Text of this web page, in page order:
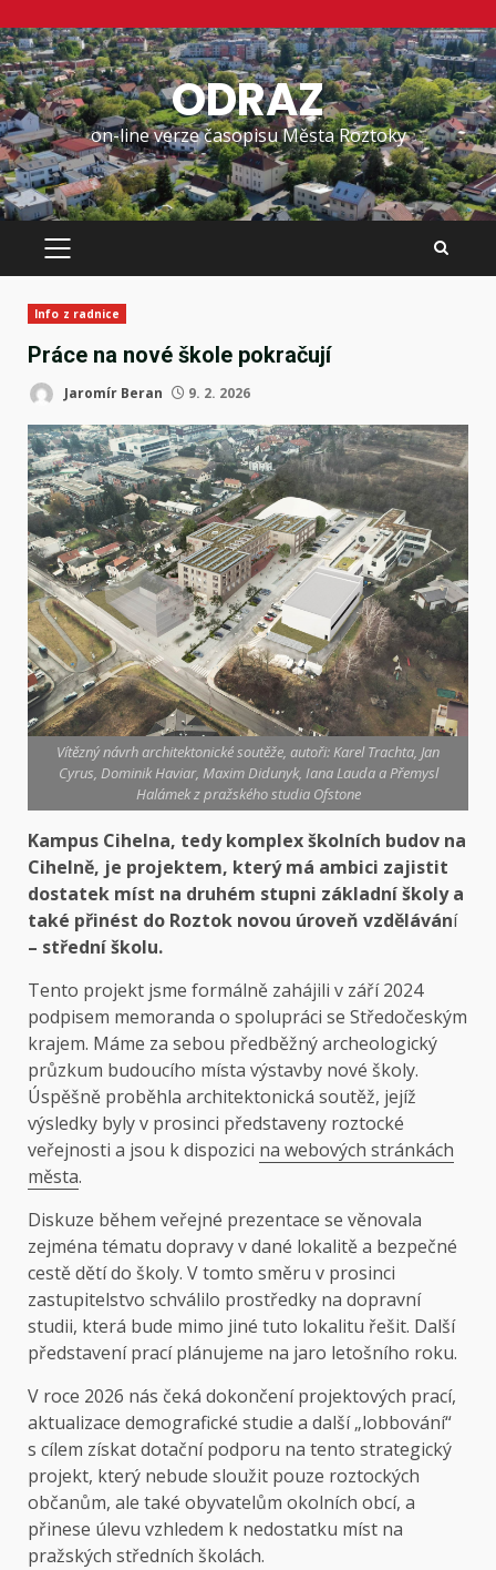
Skip
to
content
ODRAZ
on-line verze časopisu Města Roztoky
PRIMARY
Info z radnice
Práce na nové škole pokračují
Jaromír Beran 9. 2. 2026
Vítězný návrh architektonické soutěže, autoři: Karel Trachta, Jan
Cyrus, Dominik Haviar, Maxim Didunyk, Iana Lauda a Přemysl
Halámek z pražského studia Ofstone
Kampus Cihelna, tedy komplex školních budov na
Cihelně, je projektem, který má ambici zajistit
dostatek míst na druhém stupni základní školy a
také přinést do Roztok novou úroveň vzdělávání
– střední školu.
Tento projekt jsme formálně zahájili v září 2024
podpisem memoranda o spolupráci se Středočeským
krajem. Máme za sebou předběžný archeologický
průzkum budoucího místa výstavby nové školy.
Úspěšně proběhla architektonická soutěž, jejíž
výsledky byly v prosinci představeny roztocké
veřejnosti a jsou k dispozici na webových stránkách
města.
Diskuze během veřejné prezentace se věnovala
zejména tématu dopravy v dané lokalitě a bezpečné
cestě dětí do školy. V tomto směru v prosinci
zastupitelstvo schválilo prostředky na dopravní
studii, která bude mimo jiné tuto lokalitu řešit. Další
představení prací plánujeme na jaro letošního roku.
V roce 2026 nás čeká dokončení projektových prací,
aktualizace demografické studie a další „lobbování“
s cílem získat dotační podporu na tento strategický
projekt, který nebude sloužit pouze roztockých
občanům, ale také obyvatelům okolních obcí, a
přinese úlevu vzhledem k nedostatku míst na
pražských středních školách.